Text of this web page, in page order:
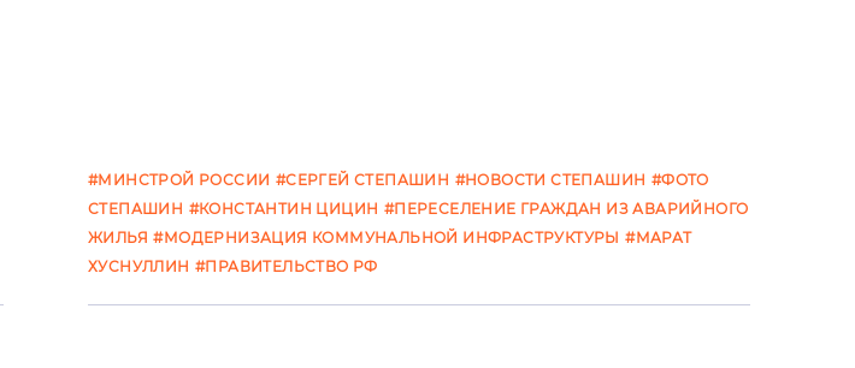
#МИНСТРОЙ РОССИИ #СЕРГЕЙ СТЕПАШИН #НОВОСТИ СТЕПАШИН #ФОТО
СТЕПАШИН #КОНСТАНТИН ЦИЦИН #ПЕРЕСЕЛЕНИЕ ГРАЖДАН ИЗ АВАРИЙНОГО
ЖИЛЬЯ #МОДЕРНИЗАЦИЯ КОММУНАЛЬНОЙ ИНФРАСТРУКТУРЫ #МАРАТ
ХУСНУЛЛИН #ПРАВИТЕЛЬСТВО РФ